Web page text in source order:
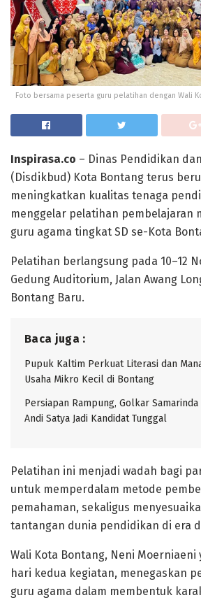
Foto bersama peserta guru pelatihan dengan Wali
Inspirasa.co – Dinas Pendidikan
(Disdikbud) Kota Bontang terus
meningkatkan kualitas tenaga
menggelar pelatihan pembelajaran
guru agama tingkat SD se-Kota
Pelatihan berlangsung pada 10–12
Gedung Auditorium, Jalan Awang
Bontang Baru.
Baca juga :
Pupuk Kaltim Perkuat Literasi dan
Usaha Mikro Kecil di Bontang
Persiapan Rampung, Golkar Samarinda
Andi Satya Jadi Kandidat Tunggal
Pelatihan ini menjadi wadah bagi
untuk memperdalam metode
pemahaman, sekaligus
tantangan dunia pendidikan di era
Wali Kota Bontang, Neni
hari kedua kegiatan, menegaskan
guru agama dalam membentuk